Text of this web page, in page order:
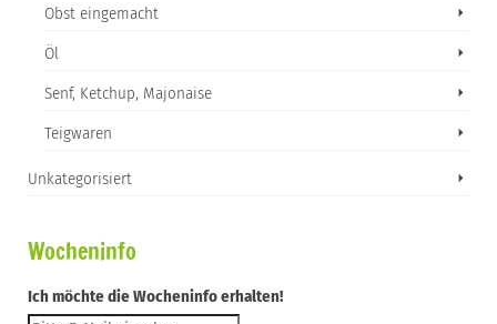
Obst eingemacht
Öl
Senf, Ketchup, Majonaise
Teigwaren
Unkategorisiert
Wocheninfo
Ich möchte die Wocheninfo erhalten!